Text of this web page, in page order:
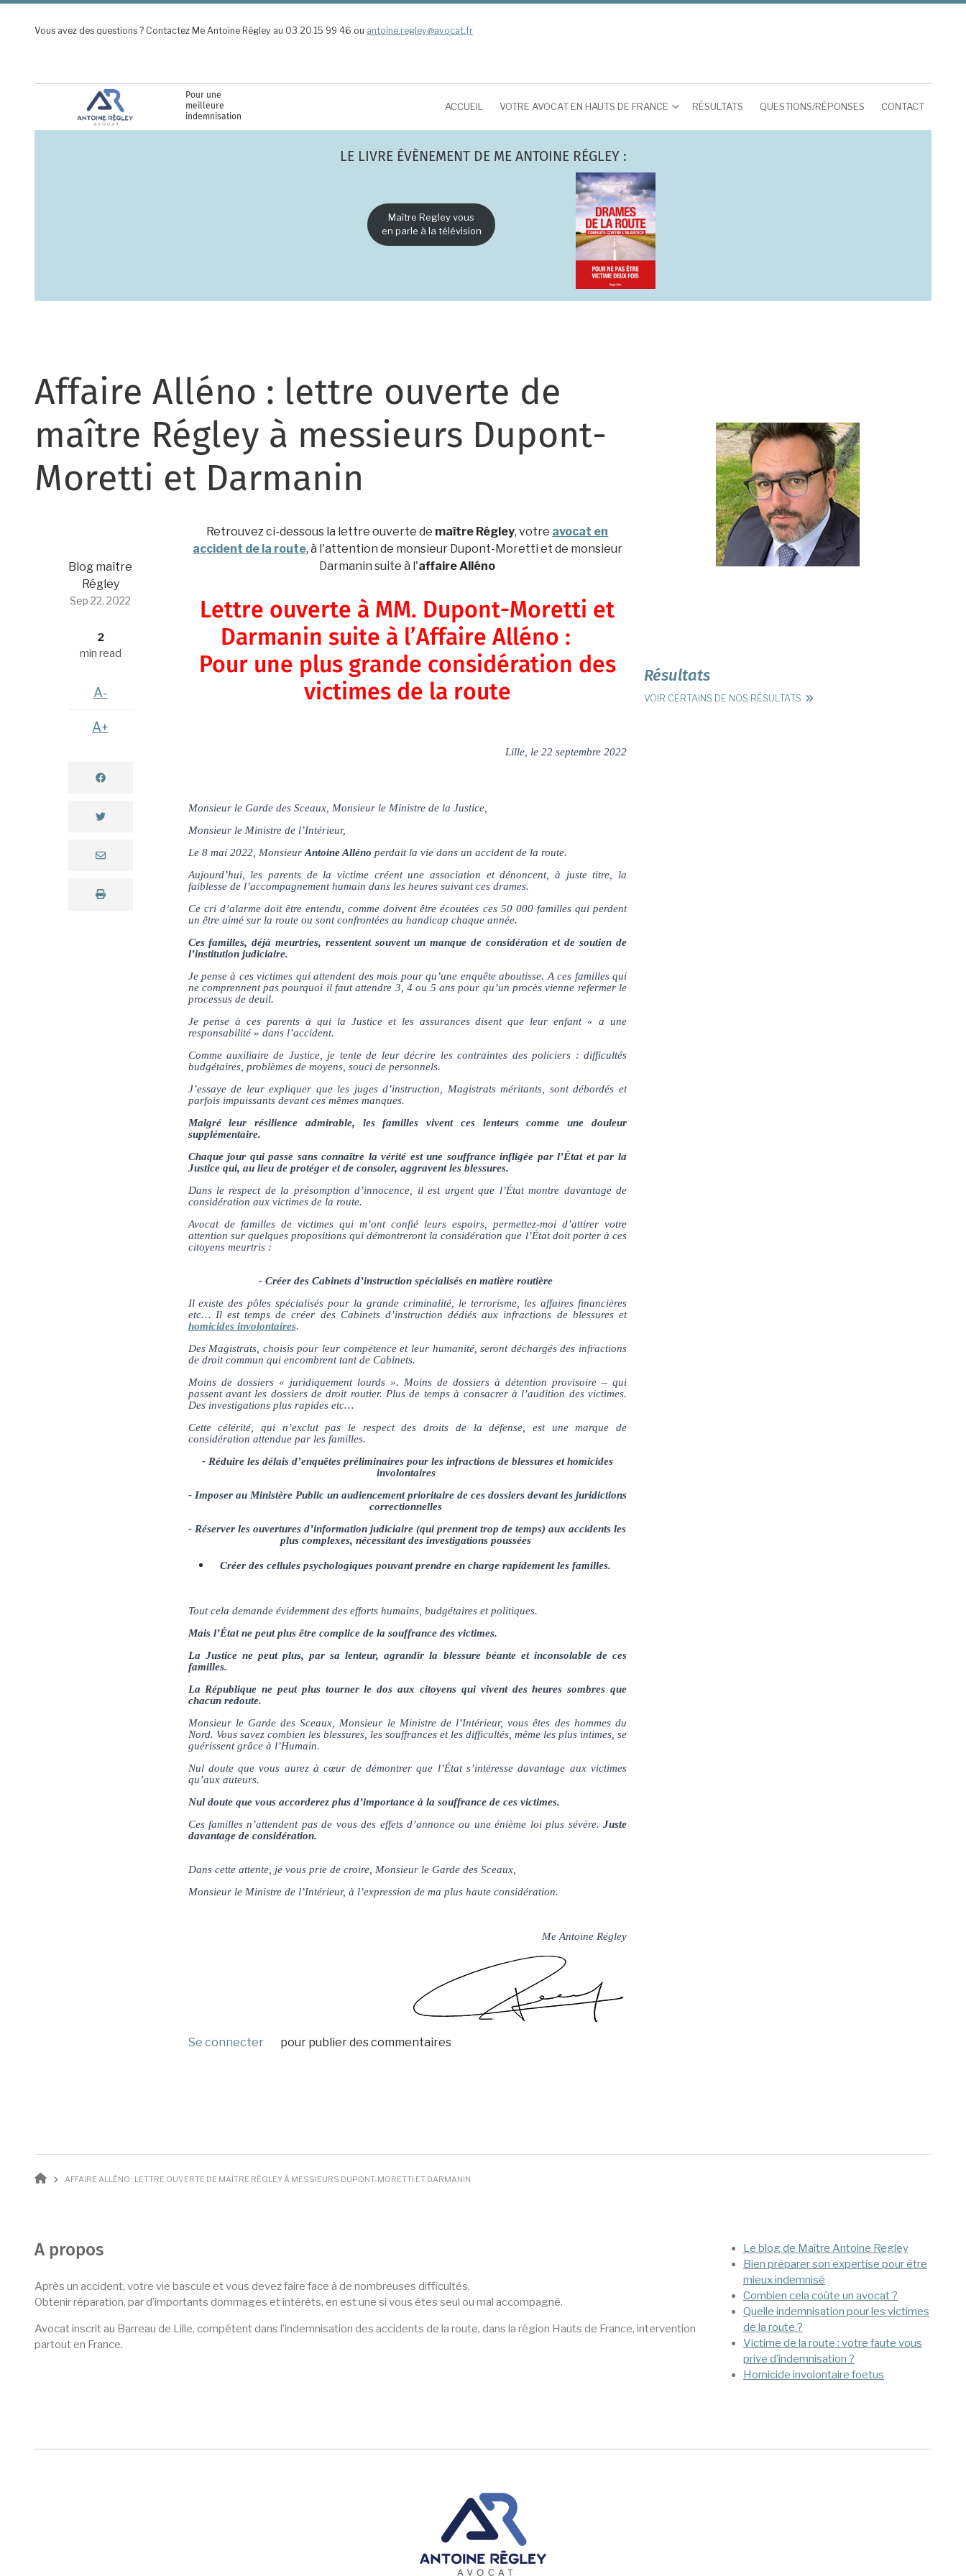
Aller au contenu principal
Vous avez des questions ? Contactez Me Antoine Régley au 03 20 15 99 46 ou antoine.regley@avocat.fr
Pour une
meilleure
indemnisation
ACCUEIL VOTRE AVOCAT EN HAUTS DE FRANCE RÉSULTATS QUESTIONS/RÉPONSES CONTACT
LE LIVRE ÉVÈNEMENT DE ME ANTOINE RÉGLEY :
Maître Regley vous
en parle à la télévision
Affaire Alléno : lettre ouverte de
maître Régley à messieurs Dupont-
Moretti et Darmanin
Blog maître
Régley
Sep 22, 2022
2
min read
A-
A+
Retrouvez ci-dessous la lettre ouverte de maître Régley, votre avocat en
accident de la route, à l'attention de monsieur Dupont-Moretti et de monsieur
Darmanin suite à l'affaire Alléno
Lettre ouverte à MM. Dupont-Moretti et
Darmanin suite à l’Affaire Alléno :
Pour une plus grande considération des
victimes de la route
Lille, le 22 septembre 2022
Monsieur le Garde des Sceaux, Monsieur le Ministre de la Justice,
Monsieur le Ministre de l’Intérieur,
Le 8 mai 2022, Monsieur Antoine Alléno perdait la vie dans un accident de la route.
Aujourd’hui, les parents de la victime créent une association et dénoncent, à juste titre, la
faiblesse de l’accompagnement humain dans les heures suivant ces drames.
Ce cri d’alarme doit être entendu, comme doivent être écoutées ces 50 000 familles qui perdent
un être aimé sur la route ou sont confrontées au handicap chaque année.
Ces familles, déjà meurtries, ressentent souvent un manque de considération et de soutien de
l’institution judiciaire.
Je pense à ces victimes qui attendent des mois pour qu’une enquête aboutisse. A ces familles qui
ne comprennent pas pourquoi il faut attendre 3, 4 ou 5 ans pour qu’un procès vienne refermer le
processus de deuil.
Je pense à ces parents à qui la Justice et les assurances disent que leur enfant « a une
responsabilité » dans l’accident.
Comme auxiliaire de Justice, je tente de leur décrire les contraintes des policiers : difficultés
budgétaires, problèmes de moyens, souci de personnels.
J’essaye de leur expliquer que les juges d’instruction, Magistrats méritants, sont débordés et
parfois impuissants devant ces mêmes manques.
Malgré leur résilience admirable, les familles vivent ces lenteurs comme une douleur
supplémentaire.
Chaque jour qui passe sans connaître la vérité est une souffrance infligée par l’État et par la
Justice qui, au lieu de protéger et de consoler, aggravent les blessures.
Dans le respect de la présomption d’innocence, il est urgent que l’État montre davantage de
considération aux victimes de la route.
Avocat de familles de victimes qui m’ont confié leurs espoirs, permettez-moi d’attirer votre
attention sur quelques propositions qui démontreront la considération que l’État doit porter à ces
citoyens meurtris :
- Créer des Cabinets d’instruction spécialisés en matière routière
Il existe des pôles spécialisés pour la grande criminalité, le terrorisme, les affaires financières
etc… Il est temps de créer des Cabinets d’instruction dédiés aux infractions de blessures et
homicides involontaires.
Des Magistrats, choisis pour leur compétence et leur humanité, seront déchargés des infractions
de droit commun qui encombrent tant de Cabinets.
Moins de dossiers « juridiquement lourds ». Moins de dossiers à détention provisoire – qui
passent avant les dossiers de droit routier. Plus de temps à consacrer à l’audition des victimes.
Des investigations plus rapides etc…
Cette célérité, qui n’exclut pas le respect des droits de la défense, est une marque de
considération attendue par les familles.
- Réduire les délais d’enquêtes préliminaires pour les infractions de blessures et homicides
involontaires
- Imposer au Ministère Public un audiencement prioritaire de ces dossiers devant les juridictions
correctionnelles
- Réserver les ouvertures d’information judiciaire (qui prennent trop de temps) aux accidents les
plus complexes, nécessitant des investigations poussées
Créer des cellules psychologiques pouvant prendre en charge rapidement les familles.
Tout cela demande évidemment des efforts humains, budgétaires et politiques.
Mais l’État ne peut plus être complice de la souffrance des victimes.
La Justice ne peut plus, par sa lenteur, agrandir la blessure béante et inconsolable de ces
familles.
La République ne peut plus tourner le dos aux citoyens qui vivent des heures sombres que
chacun redoute.
Monsieur le Garde des Sceaux, Monsieur le Ministre de l’Intérieur, vous êtes des hommes du
Nord. Vous savez combien les blessures, les souffrances et les difficultés, même les plus intimes, se
guérissent grâce à l’Humain.
Nul doute que vous aurez à cœur de démontrer que l’État s’intéresse davantage aux victimes
qu’aux auteurs.
Nul doute que vous accorderez plus d’importance à la souffrance de ces victimes.
Ces familles n’attendent pas de vous des effets d’annonce ou une énième loi plus sévère. Juste
davantage de considération.
Dans cette attente, je vous prie de croire, Monsieur le Garde des Sceaux,
Monsieur le Ministre de l’Intérieur, à l’expression de ma plus haute considération.
Me Antoine Régley
Se connecter pour publier des commentaires
Résultats
VOIR CERTAINS DE NOS RÉSULTATS
Fil d'Ariane
AFFAIRE ALLÉNO : LETTRE OUVERTE DE MAÎTRE RÉGLEY À MESSIEURS DUPONT-MORETTI ET DARMANIN
A propos
Après un accident, votre vie bascule et vous devez faire face à de nombreuses difficultés.
Obtenir réparation, par d’importants dommages et intérêts, en est une si vous êtes seul ou mal accompagné.
Avocat inscrit au Barreau de Lille, compétent dans l’indemnisation des accidents de la route, dans la région Hauts de France, intervention
partout en France.
Mega Menu
Le blog de Maître Antoine Regley
Bien préparer son expertise pour être
mieux indemnisé
Combien cela coûte un avocat ?
Quelle indemnisation pour les victimes
de la route ?
Victime de la route : votre faute vous
prive d’indemnisation ?
Homicide involontaire foetus